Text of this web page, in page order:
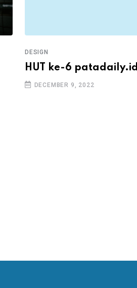
DESIGN
HUT ke-6 patadaily.id
DECEMBER 9, 2022